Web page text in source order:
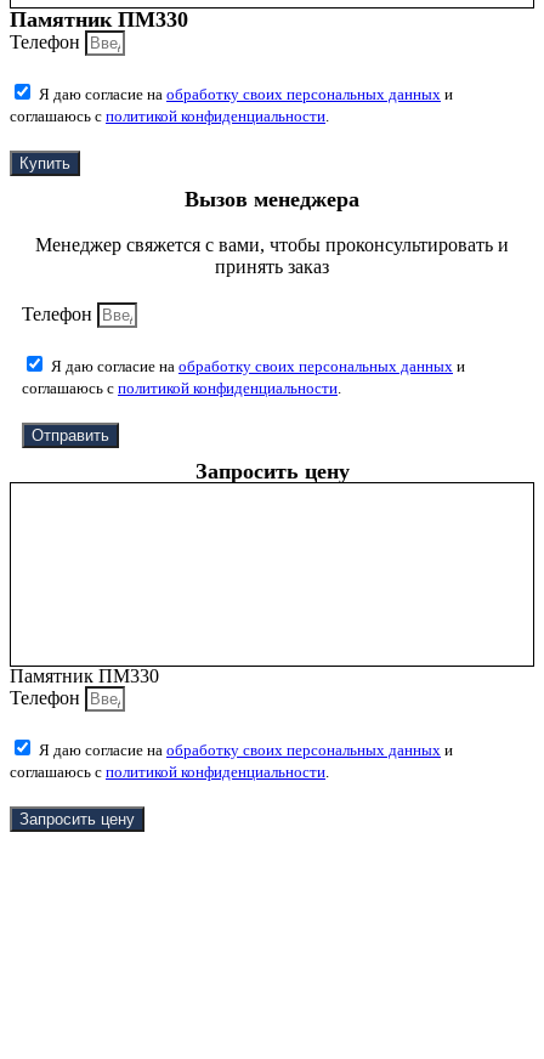
Памятник ПМ330
Телефон
Я даю согласие на обработку своих персональных данных и
соглашаюсь с политикой конфиденциальности.
Купить
Вызов менеджера
Менеджер свяжется с вами, чтобы проконсультировать и
принять заказ
Телефон
Я даю согласие на обработку своих персональных данных и
соглашаюсь с политикой конфиденциальности.
Отправить
Запросить цену
Памятник ПМ330
Телефон
Я даю согласие на обработку своих персональных данных и
соглашаюсь с политикой конфиденциальности.
Запросить цену